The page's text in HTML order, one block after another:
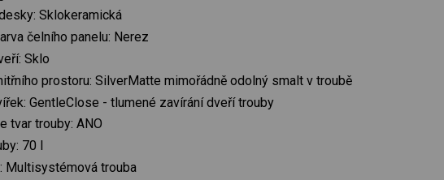
Sklokeramická
čelního panelu: Nerez
Sklo
prostoru: SilverMatte mimořádně odolný smalt v troubě
GentleClose - tlumené zavírání dveří trouby
tvar trouby: ANO
70 l
Multisystémová trouba